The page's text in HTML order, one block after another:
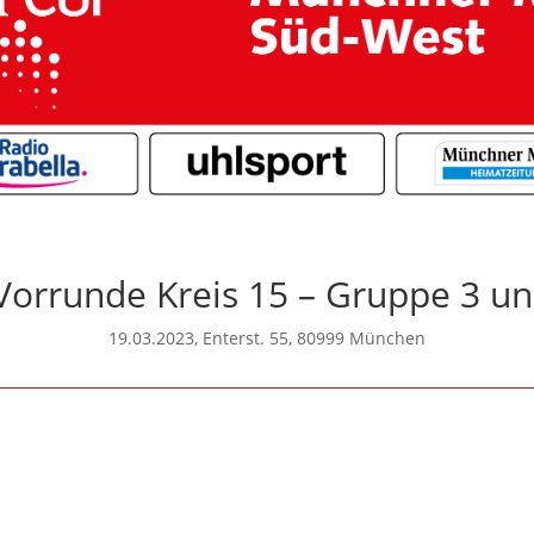
Kreis 15 – Gruppe 3
19.03.2023, Enterst. 55, 80999 München